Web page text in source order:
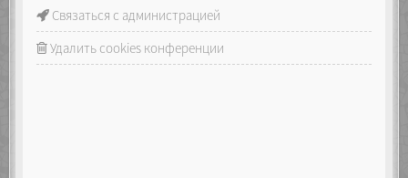
Связаться с администрацией
Удалить cookies конференции